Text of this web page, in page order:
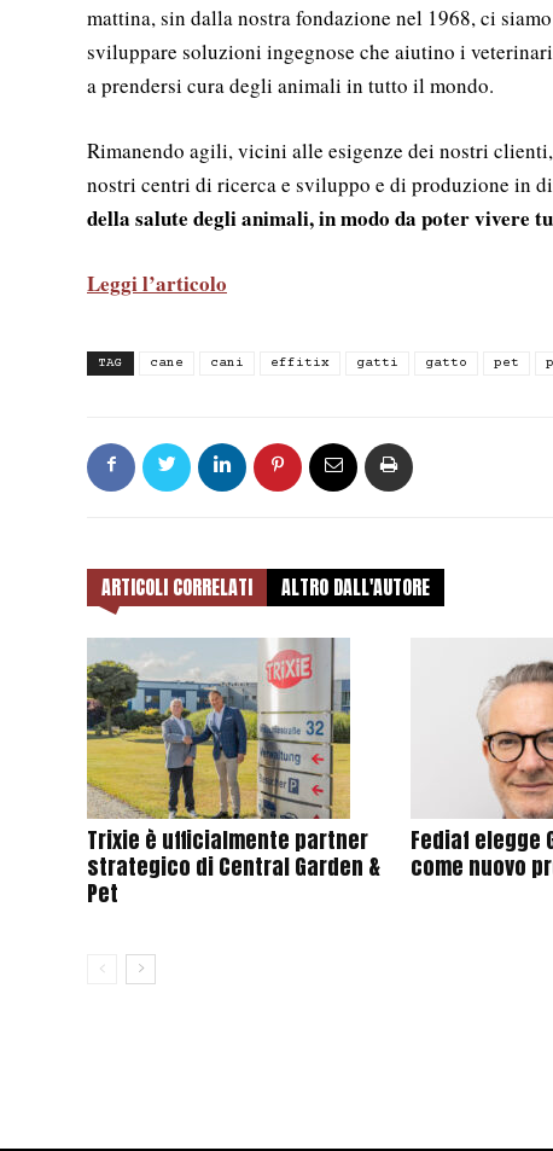
mattina, sin dalla nostra fondazione nel 1968, ci
sviluppare soluzioni ingegnose che aiutino i
a prendersi cura degli animali in tutto il mondo.
Rimanendo agili, vicini alle esigenze dei nostri
nostri centri di ricerca e sviluppo e di produzione in
della salute degli animali, in modo da poter vivere
Leggi l’articolo
TAG cane cani effitix gatti gatto pet
ARTICOLI CORRELATI ALTRO DALL'AUTORE
Trixie è ufficialmente partner
strategico di Central Garden &
Pet
Fediaf elegge
come nuovo